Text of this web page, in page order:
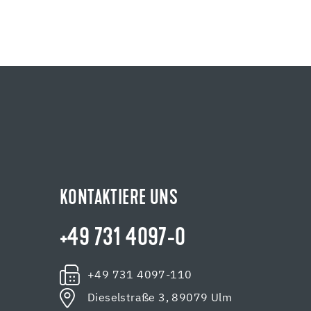
KONTAKTIERE UNS
+49 731 4097-0
+49 731 4097-110
Dieselstraße 3, 89079 Ulm